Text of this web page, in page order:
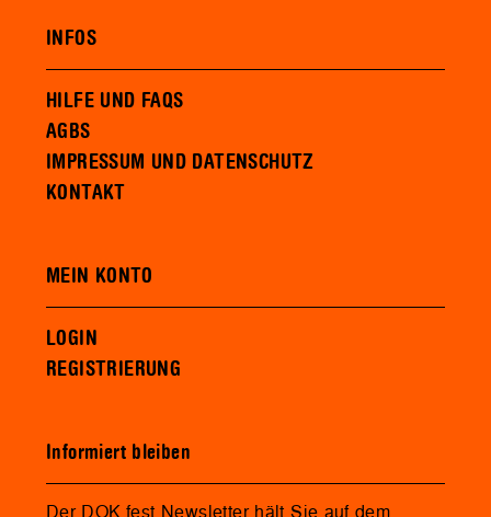
INFOS
HILFE UND FAQS
AGBS
IMPRESSUM UND DATENSCHUTZ
KONTAKT
MEIN KONTO
LOGIN
REGISTRIERUNG
Informiert bleiben
Der DOK.fest Newsletter hält Sie auf dem